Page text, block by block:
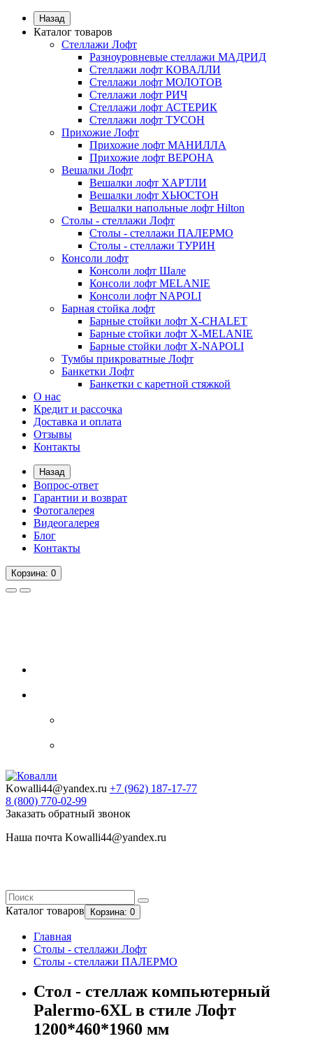
Назад
Каталог товаров
Стеллажи Лофт
Разноуровневые стеллажи МАДРИД
Стеллажи лофт КОВАЛЛИ
Стеллажи лофт МОЛОТОВ
Стеллажи лофт РИЧ
Стеллажи лофт АСТЕРИК
Стеллажи лофт ТУСОН
Прихожие Лофт
Прихожие лофт МАНИЛЛА
Прихожие лофт ВЕРОНА
Вешалки Лофт
Вешалки лофт ХАРТЛИ
Вешалки лофт ХЬЮСТОН
Вешалки напольные лофт Hilton
Столы - стеллажи Лофт
Столы - стеллажи ПАЛЕРМО
Столы - стеллажи ТУРИН
Консоли лофт
Консоли лофт Шале
Консоли лофт MELANIE
Консоли лофт NAPOLI
Барная стойка лофт
Барные стойки лофт X-CHALET
Барные стойки лофт X-MELANIE
Барные стойки лофт X-NAPOLI
Тумбы прикроватные Лофт
Банкетки Лофт
Банкетки с каретной стяжкой
О нас
Кредит и рассочка
Доставка и оплата
Отзывы
Контакты
Назад
Вопрос-ответ
Гарантии и возврат
Фотогалерея
Видеогалерея
Блог
Контакты
Корзина: 0
Kowalli44@yandex.ru +7 (962) 187-17-77
8 (800) 770-02-99
Заказать обратный звонок
Наша почта Kowalli44@yandex.ru
Каталог товаров Корзина: 0
Главная
Столы - стеллажи Лофт
Столы - стеллажи ПАЛЕРМО
Стол - стеллаж компьютерный
Palermo-6XL в стиле Лофт
1200*460*1960 мм